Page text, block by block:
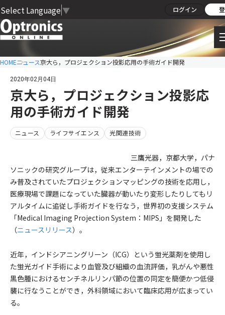
Select Language ▼ ログイン
HOMEニュース京大ら，プロジェクション投影応用の手術ガイド開発
2020年02月04日
京大ら，プロジェクション投影応
用の手術ガイド開発
ニュース ライフサイエンス 光関連技術
三鷹光器，京都大学，パナ
ソニックの研究グループは，従来エンターテインメントの場での
み普及されていたプロジェクションマッピングの技術を応用し，
医療現場で課題になっていた臓器が動いたり変形したりしてもリ
アルタイムに追従し手術ガイドを行なう，世界初の支援システム
「Medical Imaging Projection System：MIPS」を開発した
（ニュースリリース）。
近年，インドシアニングリーン（ICG）という蛍光薬剤を使用し
た蛍光ガイド手術により血管及び組織の血流評価，乳がんや悪性
黒色腫におけるセンチネルリンパ節の位置の同定を簡便かつ低侵
襲に行なうことができ，外科領域において臨床応用が広まってい
る。